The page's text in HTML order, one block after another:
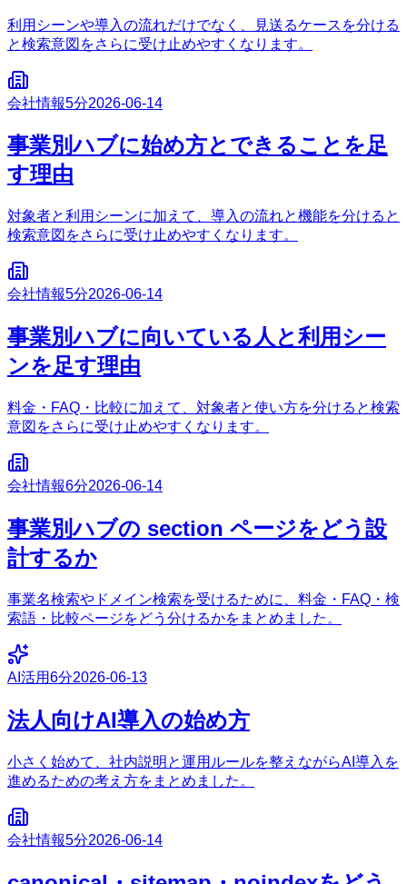
利用シーンや導入の流れだけでなく、見送るケースを分ける
と検索意図をさらに受け止めやすくなります。
会社情報5分2026-06-14
事業別ハブに始め方とできることを足
す理由
対象者と利用シーンに加えて、導入の流れと機能を分けると
検索意図をさらに受け止めやすくなります。
会社情報5分2026-06-14
事業別ハブに向いている人と利用シー
ンを足す理由
料金・FAQ・比較に加えて、対象者と使い方を分けると検索
意図をさらに受け止めやすくなります。
会社情報6分2026-06-14
事業別ハブの section ページをどう設
計するか
事業名検索やドメイン検索を受けるために、料金・FAQ・検
索語・比較ページをどう分けるかをまとめました。
AI活用6分2026-06-13
法人向けAI導入の始め方
小さく始めて、社内説明と運用ルールを整えながらAI導入を
進めるための考え方をまとめました。
会社情報5分2026-06-14